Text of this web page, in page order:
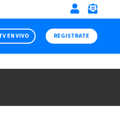
EN VIVO REGISTRATE